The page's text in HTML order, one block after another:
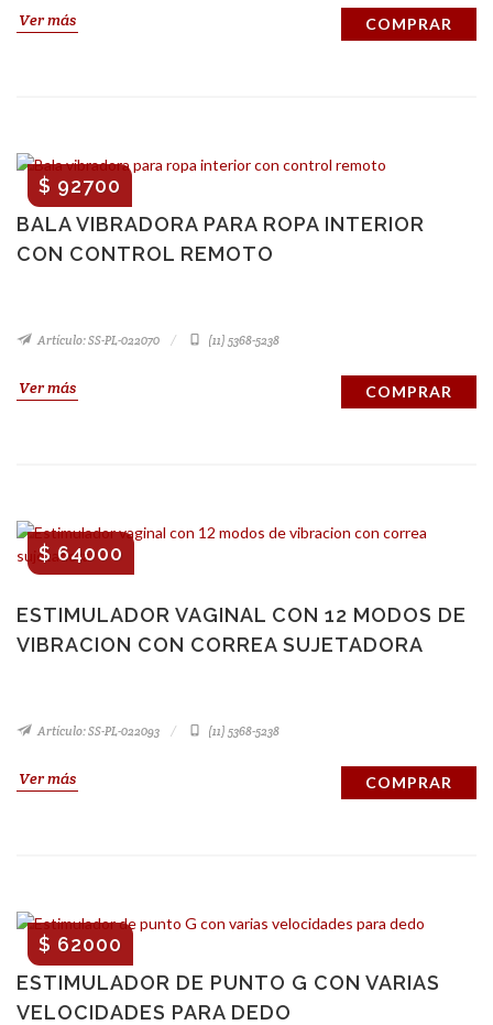
Ver más COMPRAR
BALA VIBRADORA PARA ROPA INTERIOR
CON CONTROL REMOTO
$ 92700
Artículo: SS-PL-022070 (11) 5368-5238
Ver más COMPRAR
ESTIMULADOR VAGINAL CON 12 MODOS DE
VIBRACION CON CORREA SUJETADORA
$ 64000
Artículo: SS-PL-022093 (11) 5368-5238
Ver más COMPRAR
ESTIMULADOR DE PUNTO G CON VARIAS
VELOCIDADES PARA DEDO
$ 62000